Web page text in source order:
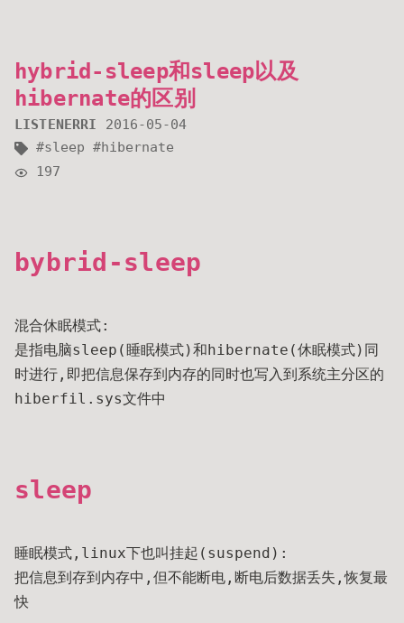
hybrid-sleep和sleep以及
hibernate的区别
LISTENERRI
2016-05-04
sleep
hibernate
197
bybrid-sleep
混合休眠模式:
是指电脑sleep(睡眠模式)和hibernate(休眠模式)同
时进行,即把信息保存到内存的同时也写入到系统主分区的
hiberfil.sys文件中
sleep
睡眠模式,linux下也叫挂起(suspend):
把信息到存到内存中,但不能断电,断电后数据丢失,恢复最
快